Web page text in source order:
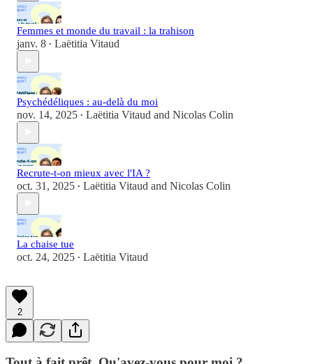
Femmes et monde du travail : la trahison
janv. 8 • Laëtitia Vitaud
Psychédéliques : au-delà du moi
nov. 14, 2025 • Laëtitia Vitaud and Nicolas Colin
Recrute-t-on mieux avec l'IA ?
oct. 31, 2025 • Laëtitia Vitaud and Nicolas Colin
La chaise tue
oct. 24, 2025 • Laëtitia Vitaud
2